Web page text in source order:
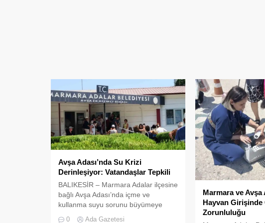
Avşa Adası’nda Su Krizi
Derinleşiyor: Vatandaşlar Tepkili
BALIKESİR – Marmara Adalar ilçesine
bağlı Avşa Adası’nda içme ve
kullanma suyu sorunu büyümeye
devam ediyor. Balıkesir Su ve
0 Ada Gazetesi
Marmara ve Avşa
Hayvan Girişinde
Zorunluluğu